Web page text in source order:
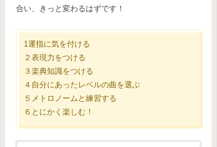
合い、きっと変わるはずです！
1運指に気を付ける
２表現力をつける
３楽典知識をつける
４自分にあったレベルの曲を選ぶ
５メトロノームと練習する
６とにかく楽しむ！